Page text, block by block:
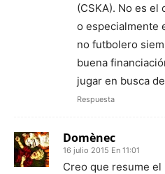
(CSKA). No es el
o especialmente
no futbolero
buena
jugar en busca
Respuesta
Domènec
16 julio 2015 En 11:01
Creo que resume